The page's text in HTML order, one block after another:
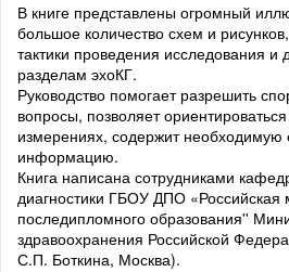
В книге представлены огромный
большое количество схем и
тактики проведения исследования и
разделам эхоКГ.
Руководство помогает разрешить
вопросы, позволяет
измерениях, содержит необходимую
информацию.
Книга написана сотрудниками
диагностики ГБОУ ДПО «Российская
последипломного образования''
здравоохранения Российской
С.П. Боткина, Москва).